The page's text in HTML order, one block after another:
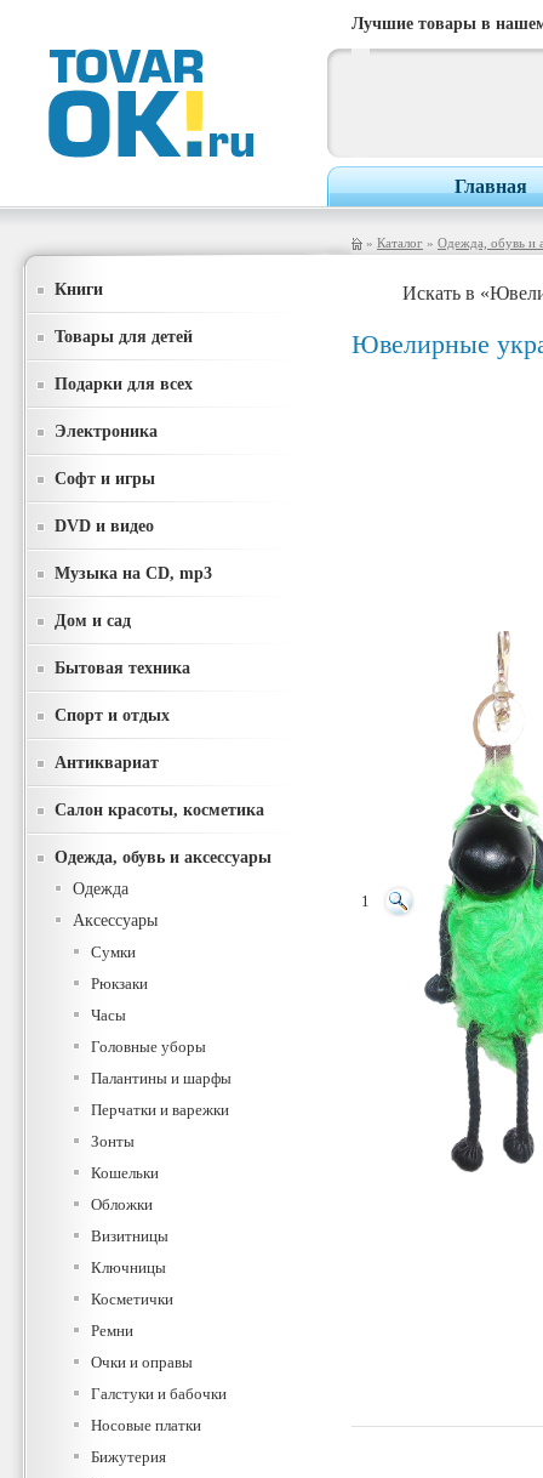
Лучшие товары в
Главная
» Каталог » Одежда, обувь и
Книги
Товары для детей
Подарки для всех
Электроника
Софт и игры
DVD и видео
Музыка на CD, mp3
Дом и сад
Бытовая техника
Спорт и отдых
Антиквариат
Салон красоты, косметика
Одежда, обувь и аксессуары
Одежда
Аксессуары
Сумки
Рюкзаки
Часы
Головные уборы
Палантины и шарфы
Перчатки и варежки
Зонты
Кошельки
Обложки
Визитницы
Ключницы
Косметички
Ремни
Очки и оправы
Галстуки и бабочки
Носовые платки
Бижутерия
Искать в
Ювелирные
1